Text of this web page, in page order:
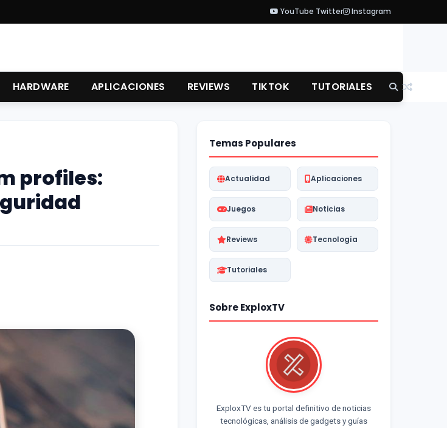
YouTube Twitter Instagram
HARDWARE APLICACIONES REVIEWS TIKTOK TUTORIALES
profiles:
Temas Populares
Actualidad Aplicaciones
Juegos Noticias
Reviews Tecnología
Tutoriales
Sobre ExploxTV
ExploxTV es tu portal definitivo de noticias
tecnológicas, análisis de gadgets y guías